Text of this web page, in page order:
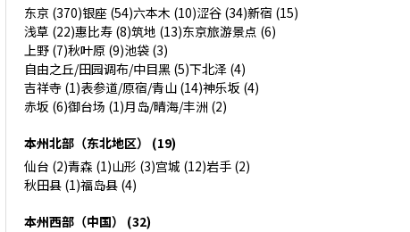
东京 (370)银座 (54)六本木 (10)涩谷 (34)新宿 (15)
浅草 (22)惠比寿 (8)筑地 (13)东京旅游景点 (6)
上野 (7)秋叶原 (9)池袋 (3)
自由之丘/田园调布/中目黑 (5)下北泽 (4)
吉祥寺 (1)表参道/原宿/青山 (14)神乐坂 (4)
赤坂 (6)御台场 (1)月岛/晴海/丰洲 (2)
本州北部（东北地区） (19)
仙台 (2)青森 (1)山形 (3)宫城 (12)岩手 (2)
秋田县 (1)福岛县 (4)
本州西部（中国） (32)